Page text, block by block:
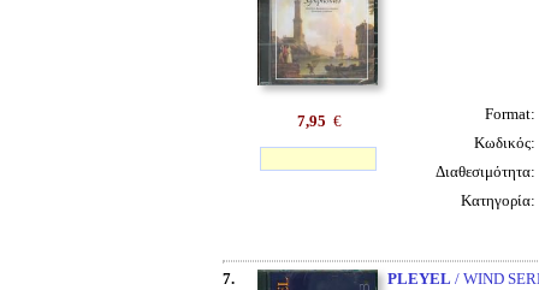
7,95 € Format:
Κωδικός:
Διαθεσιμότητα:
Κατηγορία:
7. PLEYEL / WIND